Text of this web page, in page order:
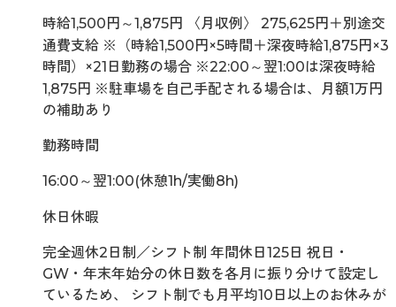
時給1,500円～1,875円 〈月収例〉 275,625円＋別途交
通費支給 ※（時給1,500円×5時間＋深夜時給1,875円×3
時間）×21日勤務の場合 ※22:00～翌1:00は深夜時給
1,875円 ※駐車場を自己手配される場合は、月額1万円
の補助あり
勤務時間
16:00～翌1:00(休憩1h/実働8h)
休日休暇
完全週休2日制／シフト制 年間休日125日 祝日・
GW・年末年始分の休日数を各月に振り分けて設定し
ているため、 シフト制でも月平均10日以上のお休みが